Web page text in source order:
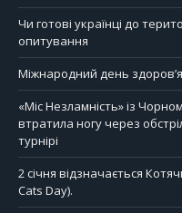
Чи готові українці до
опитування
Міжнародний день здоров’я
«Міс Незламність» із
втратила ногу через
турнірі
2 січня відзначається
Cats Day).